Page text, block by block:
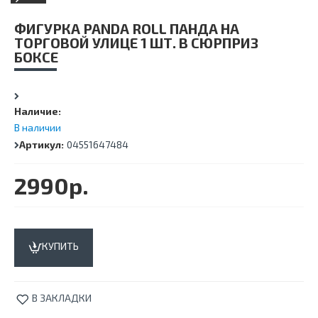
ФИГУРКА PANDA ROLL ПАНДА НА
ТОРГОВОЙ УЛИЦЕ 1 ШТ. В СЮРПРИЗ
БОКСЕ
Наличие:
В наличии
Артикул: 04551647484
2990р.
КУПИТЬ
В ЗАКЛАДКИ